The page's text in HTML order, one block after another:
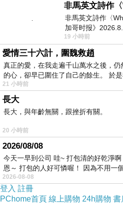
非馬英文詩作
非馬英文詩作〈
加哥时报》
19 小時前
愛情三十六計，圍魏救趙
真正的愛，在我走遍千山萬水之後，
的心，卻早已圍住了自己的餘生。 於
21 小時前
長大
長大，與年齡無關，跟挫折有關。
20 小時前
2026/08/08
今天一早到公司 哇~ 打包清的好乾淨
恩～ 打包的人好可憐喔！ 因為不用一
2026-08-08
登入 註冊
PChome首頁 線上購物 24h購物 書